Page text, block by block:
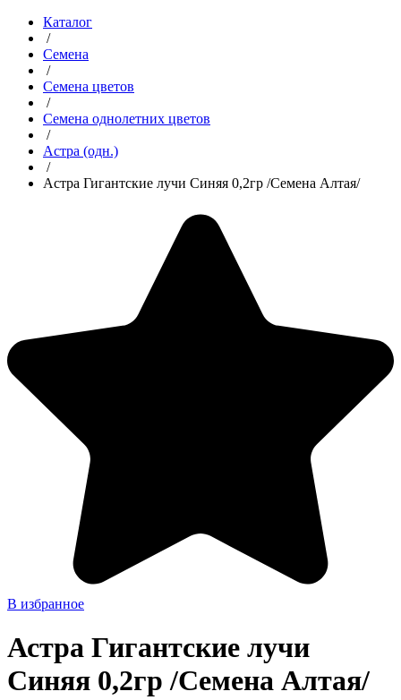
Каталог
/
Семена
/
Семена цветов
/
Семена однолетних цветов
/
Астра (одн.)
/
Астра Гигантские лучи Синяя 0,2гр /Семена Алтая/
В избранное
Астра Гигантские лучи
Синяя 0,2гр /Семена Алтая/